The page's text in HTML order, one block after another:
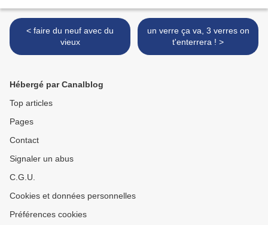
< faire du neuf avec du
vieux
un verre ça va, 3 verres on
t'enterrera ! >
Hébergé par Canalblog
Top articles
Pages
Contact
Signaler un abus
C.G.U.
Cookies et données personnelles
Préférences cookies